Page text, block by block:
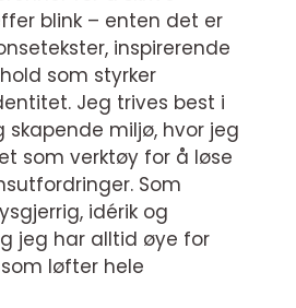
blink – enten det er
inspirerende
som styrker
Jeg trives best i
skapende miljø, hvor jeg
som verktøy for å løse
Som
idérik og
jeg har alltid øye for
løfter hele